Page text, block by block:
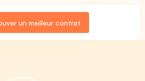
un meilleur contrat